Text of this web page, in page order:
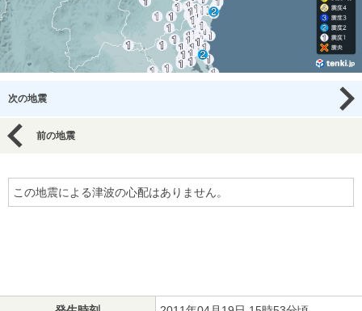
次の地震
前の地震
この地震による津波の心配はありません。